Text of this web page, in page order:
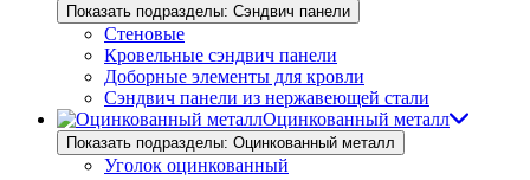
Показать подразделы: Сэндвич панели
Стеновые
Кровельные сэндвич панели
Доборные элементы для кровли
Сэндвич панели из нержавеющей стали
Оцинкованный металл
Показать подразделы: Оцинкованный металл
Уголок оцинкованный